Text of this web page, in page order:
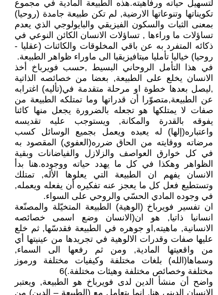
لتسهيل حياته ورفاهيته.هذه الطبيعة المادية في مجموع
تكويناتها وتنوعاتها الارضية, لم تكن طبيعة جامدة (روحيا)
بمعنى الثبات والسكون الفيزيقي والبايولوجي الذي يعدم
تساؤلات ما وراءها , تساؤلات الانسان الكائن النوعي في
ذكائه المتفرد به عن باقي المخلوقات والكائنات (عقليا -
روحيا) خياليا تأمليا ميتافيزيقيا الى ماوراء ظواهر الطبيعة.
في هذا التأمل الروحاني البسيط ,حسب فويرباخ أخذ
الانسان يخلع على الطبيعة, بعضا من خصائصه الذاتية
,ليصل بعدها خطوة او مرحلة متقدمة في(تأليه) اغترابه
عن الطبيعة,متصوّرا أن قدراتها وما تمتلكه الطبيعة من
صفات لا يمتلكها هو تجعله بالضرورة يجعل منها كائنا
يفوقه بالقدرة والمكانة, ويستوجب عليه تقديسه
واعتباره(إلها) له يعبده ويعمل بجميع الوسائل كسب
مرضاته ووقايته من الحاق ضرره(العفوي) المقصود به
في كل خوارق العواصف والزلازل والفياضانات وبقية
الظواهر وهكذا في كل ما يهدد حياته ووجوده.هنا بدأ
الانسان يفهم ان الطبيعة التي يعلوها الأله, تمتلك
وتستطيع فعل كل ما يعجز عنه تفكيره أن يفعله ويعمله,
في وجوده المادي الحسّي والروحي على السواء.
ان تفسير فويرباخ (الوهية) الطبيعة المتخيّلة والمصنّعة
انسانيا ذاتيا, هو ان(الانسان وضع اسمى خصائصه
الانسانية, ماهيته,او جوهره في الطبيعة فقدسّها, ثم خلع
عليها صفات وقدرات الالوهية في تجريدها من عينيتها أي
من واقعيتها المادية, ومن ثم رفعها الى السماء,
وسماها(الله) بلغات مختلفة وكيفيات مختلفة ورموز
مختلفة وخصائص مختلفة وهيئات مختلفة.)6
واضح أن منشأ الدين لدى فويرباخ هو الطبيعة, ويعتبر
الانسان الديني هنا, إنما يتعامل مع (الطبيعة – الدين) من